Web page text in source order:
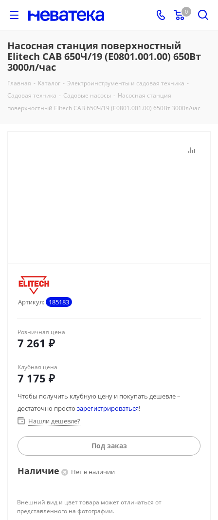
0
Насосная станция поверхностный
Elitech САВ 650Ч/19 (E0801.001.00) 650Вт
3000л/час
Главная - Каталог - Электроинструменты и садовая техника -
Садовая техника - Садовые насосы - Насосная станция
поверхностный Elitech САВ 650Ч/19 (E0801.001.00) 650Вт 3000л/час
Артикул: 185183
Розничная цена
7 261 ₽
Клубная цена
7 175 ₽
Чтобы получить клубную цену и покупать дешевле –
достаточно просто зарегистрироваться!
Нашли дешевле?
Под заказ
Наличие Нет в наличии
Внешний вид и цвет товара может отличаться от
представленного на фотографии.